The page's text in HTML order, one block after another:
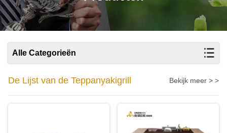
Alle Categorieën
De Lijst van de Teppanyakigrill Bekijk meer > >